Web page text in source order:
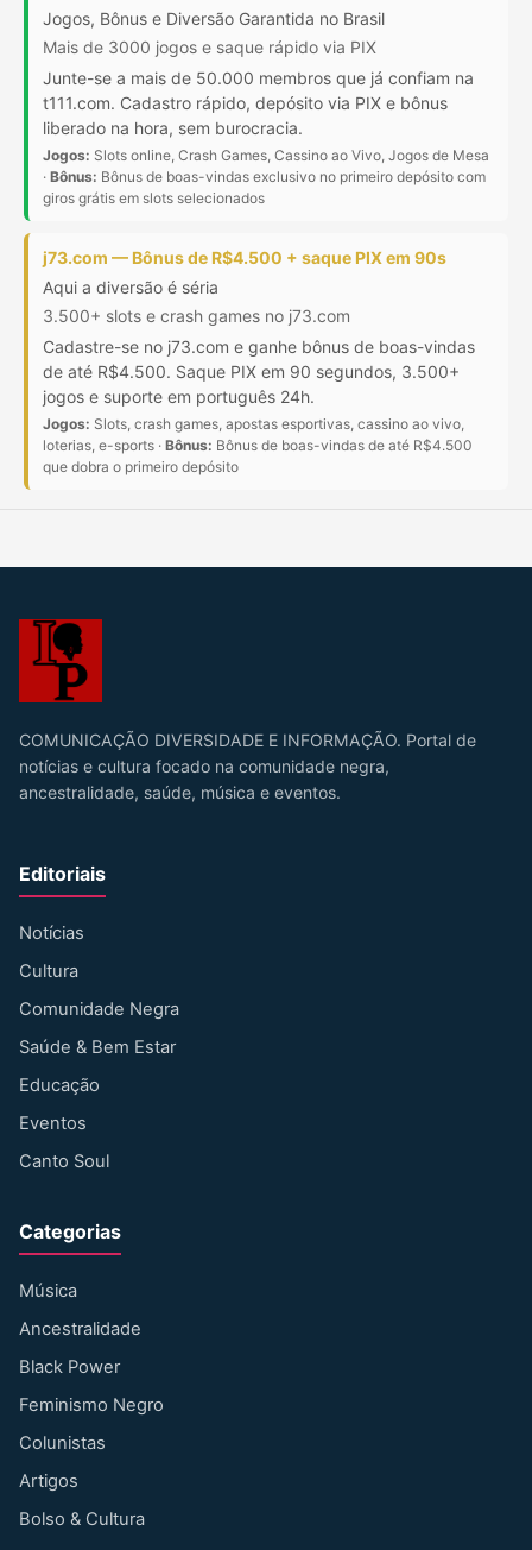
Jogos, Bônus e Diversão Garantida no Brasil
Mais de 3000 jogos e saque rápido via PIX
Junte-se a mais de 50.000 membros que já confiam na
t111.com. Cadastro rápido, depósito via PIX e bônus
liberado na hora, sem burocracia.
Jogos: Slots online, Crash Games, Cassino ao Vivo, Jogos de Mesa
· Bônus: Bônus de boas-vindas exclusivo no primeiro depósito com
giros grátis em slots selecionados
j73.com — Bônus de R$4.500 + saque PIX em 90s
Aqui a diversão é séria
3.500+ slots e crash games no j73.com
Cadastre-se no j73.com e ganhe bônus de boas-vindas
de até R$4.500. Saque PIX em 90 segundos, 3.500+
jogos e suporte em português 24h.
Jogos: Slots, crash games, apostas esportivas, cassino ao vivo,
loterias, e-sports · Bônus: Bônus de boas-vindas de até R$4.500
que dobra o primeiro depósito
COMUNICAÇÃO DIVERSIDADE E INFORMAÇÃO. Portal de
notícias e cultura focado na comunidade negra,
ancestralidade, saúde, música e eventos.
Editoriais
Notícias
Cultura
Comunidade Negra
Saúde & Bem Estar
Educação
Eventos
Canto Soul
Categorias
Música
Ancestralidade
Black Power
Feminismo Negro
Colunistas
Artigos
Bolso & Cultura